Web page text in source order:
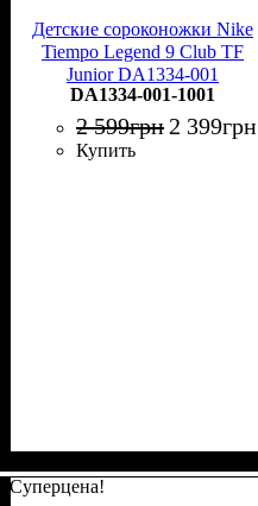
Детские сороконожки Nike
Tiempo Legend 9 Club TF
Junior DA1334-001
DA1334-001-1001
2 599грн 2 399грн
Купить
Суперцена!